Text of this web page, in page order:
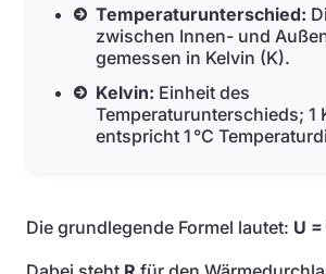
Temperaturunterschied:
zwischen Innen- und
gemessen in Kelvin (K).
Kelvin: Einheit des
Temperaturunterschieds; 1
entspricht 1 °C
Die grundlegende Formel lautet: U =